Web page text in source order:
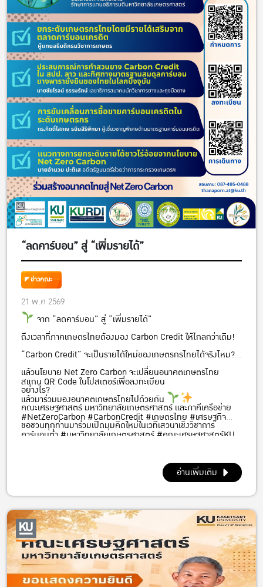
“ลดคาร์บอน” สู่ “เพิ่มรายได้”
ข่าวคณะ
21 พ.ค 2569
จาก “ลดคาร์บอน” สู่ “เพิ่มรายได้”
ถึงเวลาที่ภาคเกษตรไทยต้องมอง Carbon Credit ให้ไกลกว่าเดิม!
“Carbon Credit” จะเป็นรายได้ใหม่ของเกษตรกรไทยได้จริงไหม?
แล้วนโยบาย Net Zero Carbon จะเปลี่ยนอนาคตเกษตรไทย
อย่างไร?
คณะเศรษฐศาสตร์ มหาวิทยาลัยเกษตรศาสตร์ และภาคีเครือข่าย
ขอชวนทุกท่านมาร่วมเปิดมุมคิดใหม่ในเวทีเสวนาเชิงวิชาการ
พบกับผู้กำหนดนโยบาย นักวิชาการ และผู้เชี่ยวชาญด้านคาร์บอน
เครดิต ที่จะมาร่วมถอดรหัสว่า
เกษตรกรไทยจะสร้างรายได้จากตลาด Carbon Credit ได้
อย่างไร
ภาคเกษตรจะปรับตัวสู่เศรษฐกิจคาร์บอนต่ำแบบไหน
มหาวิทยาลัยเกษตรศาสตร์จะมีบทบาทอย่างไรในการขับเคลื่อน
สแกน QR Code ในโปสเตอร์เพื่อลงทะเบียน
แล้วมาร่วมมองอนาคตเกษตรไทยไปด้วยกัน
#NetZeroCarbon #CarbonCredit #เกษตรไทย #เศรษฐกิจ
คาร์บอนต่ำ #มหาวิทยาลัยเกษตรศาสตร์ #คณะเศรษฐศาสตร์KU
อ่านเพิ่มเติม